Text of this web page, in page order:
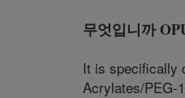
무엇입니까
It is specifically
Acrylates/PEG-